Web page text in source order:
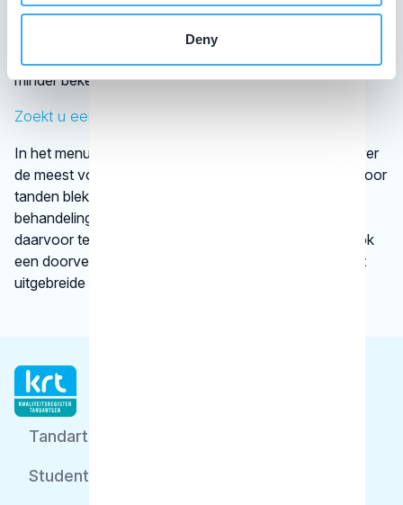
Deny
van tandartsen. De kaakchirurg en de orthodontist zijn
wettelijk erkende specialisaties. Alle specialisten staan
geregistreerd in het
minder bekend is, verwijst het KRT door.
Zoekt u een specifieke behandeling?
In het menu onder
vindt u informatie over
de meest voorkomende behandelingen, bijvoorbeeld voor
tanden bleken. We vertellen kort en krachtig wat een
behandeling inhoudt en bij welke gebitsspecialist u
daarvoor terecht kunt. Per type behandeling vindt u ook
een doorverwijzing naar een betrouwbare website met
uitgebreide informatie.
Tandarts
Student